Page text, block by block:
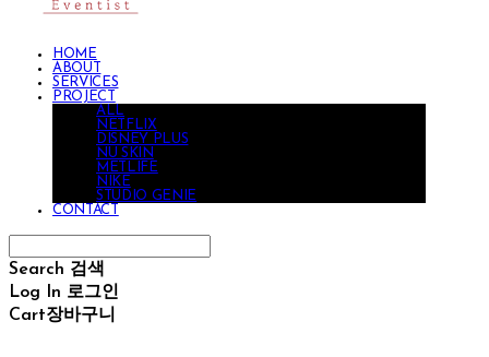
HOME
ABOUT
SERVICES
PROJECT
ALL
NETFLIX
DISNEY PLUS
NU SKIN
METLIFE
NIKE
STUDIO GENIE
CONTACT
Search 검색
Log In 로그인
Cart장바구니